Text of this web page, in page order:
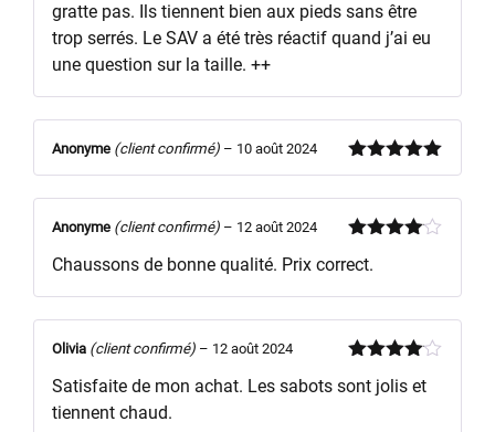
gratte pas. Ils tiennent bien aux pieds sans être
trop serrés. Le SAV a été très réactif quand j’ai eu
une question sur la taille. ++
Note5sur
Anonyme (client confirmé) – 10 août 2024
sur 5
Anonyme (client confirmé) – 12 août 2024
Chaussons de bonne qualité. Prix correct.
sur 5
Olivia (client confirmé) – 12 août 2024
Satisfaite de mon achat. Les sabots sont jolis et
tiennent chaud.